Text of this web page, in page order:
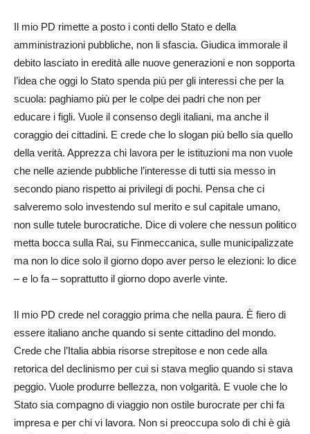
Il mio PD rimette a posto i conti dello Stato e della
amministrazioni pubbliche, non li sfascia. Giudica immorale il
debito lasciato in eredità alle nuove generazioni e non sopporta
l’idea che oggi lo Stato spenda più per gli interessi che per la
scuola: paghiamo più per le colpe dei padri che non per
educare i figli. Vuole il consenso degli italiani, ma anche il
coraggio dei cittadini. E crede che lo slogan più bello sia quello
della verità. Apprezza chi lavora per le istituzioni ma non vuole
che nelle aziende pubbliche l’interesse di tutti sia messo in
secondo piano rispetto ai privilegi di pochi. Pensa che ci
salveremo solo investendo sul merito e sul capitale umano,
non sulle tutele burocratiche. Dice di volere che nessun politico
metta bocca sulla Rai, su Finmeccanica, sulle municipalizzate
ma non lo dice solo il giorno dopo aver perso le elezioni: lo dice
– e lo fa – soprattutto il giorno dopo averle vinte.
Il mio PD crede nel coraggio prima che nella paura. È fiero di
essere italiano anche quando si sente cittadino del mondo.
Crede che l’Italia abbia risorse strepitose e non cede alla
retorica del declinismo per cui si stava meglio quando si stava
peggio. Vuole produrre bellezza, non volgarità. E vuole che lo
Stato sia compagno di viaggio non ostile burocrate per chi fa
impresa e per chi vi lavora. Non si preoccupa solo di chi è già